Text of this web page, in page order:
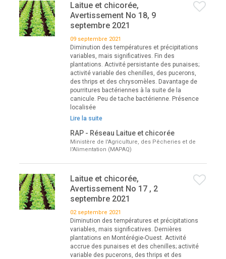
Laitue et chicorée,
Avertissement No 18, 9
septembre 2021
09 septembre 2021
Diminution des températures et précipitations
variables, mais significatives. Fin des
plantations. Activité persistante des punaises;
activité variable des chenilles, des pucerons,
des thrips et des chrysomèles. Davantage de
pourritures bactériennes à la suite de la
canicule. Peu de tache bactérienne. Présence
localisée
Lire la suite
RAP - Réseau Laitue et chicorée
Ministère de l'Agriculture, des Pêcheries et de
l'Alimentation (MAPAQ)
Laitue et chicorée,
Avertissement No 17 , 2
septembre 2021
02 septembre 2021
Diminution des températures et précipitations
variables, mais significatives. Dernières
plantations en Montérégie-Ouest. Activité
accrue des punaises et des chenilles; activité
variable des pucerons, des thrips et des